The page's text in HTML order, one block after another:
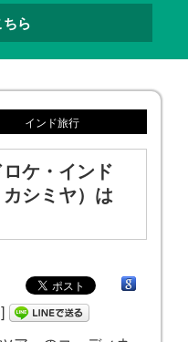
a
t
i
ら
インド旅行
ケ・インド
シミヤ）は